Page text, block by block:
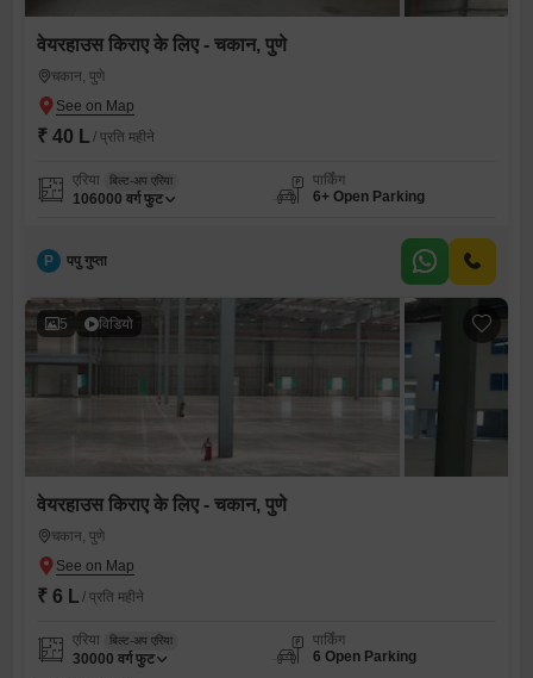
वेयरहाउस किराए के लिए - चकान, पुणे
चकान, पुणे
₹ 40 L / प्रति महीने
एरिया बिल्ट-अप एरिया
106000 वर्ग फुट
पार्किंग
6+ Open Parking
P पपु गुप्ता
5 विडियो
वेयरहाउस किराए के लिए - चकान, पुणे
चकान, पुणे
₹ 6 L / प्रति महीने
एरिया बिल्ट-अप एरिया
30000 वर्ग फुट
पार्किंग
6 Open Parking